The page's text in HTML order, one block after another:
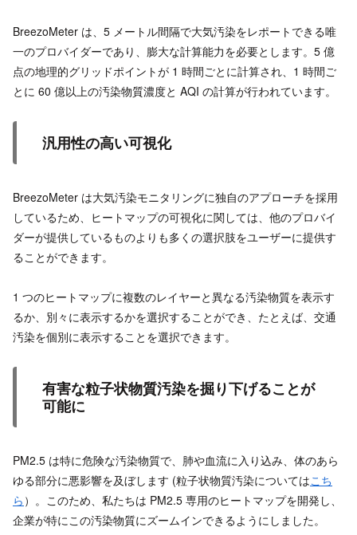
BreezoMeter は、5 メートル間隔で大気汚染をレポートできる唯
一のプロバイダーであり、膨大な計算能力を必要とします。5 億
点の地理的グリッドポイントが 1 時間ごとに計算され、1 時間ご
とに 60 億以上の汚染物質濃度と AQI の計算が行われています。
汎用性の高い可視化
BreezoMeter は大気汚染モニタリングに独自のアプローチを採用
しているため、ヒートマップの可視化に関しては、他のプロバイ
ダーが提供しているものよりも多くの選択肢をユーザーに提供す
ることができます。
1 つのヒートマップに複数のレイヤーと異なる汚染物質を表示す
るか、別々に表示するかを選択することができ、たとえば、交通
汚染を個別に表示することを選択できます。
有害な粒子状物質汚染を掘り下げることが
可能に
PM2.5 は特に危険な汚染物質で、肺や血流に入り込み、体のあら
ゆる部分に悪影響を及ぼします (粒子状物質汚染についてはこち
ら ）。このため、私たちは PM2.5 専用のヒートマップを開発し、
企業が特にこの汚染物質にズームインできるようにしました。